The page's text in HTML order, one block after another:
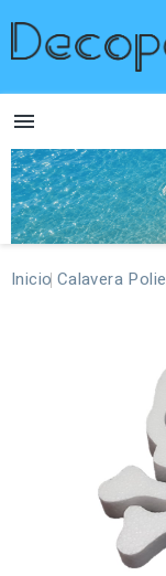

Inicio Calavera